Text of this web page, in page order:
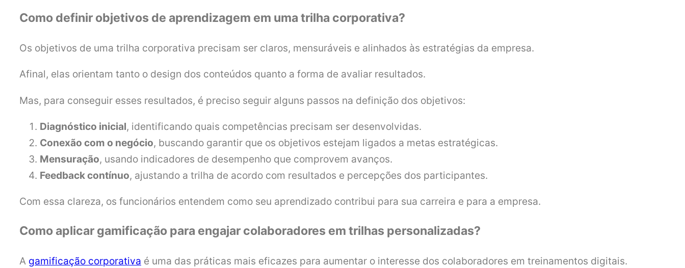
Como definir objetivos de aprendizagem em uma trilha corporativa?
Os objetivos de uma trilha corporativa precisam ser claros, mensuráveis e alinhados às estratégias da empresa.
Afinal, elas orientam tanto o design dos conteúdos quanto a forma de avaliar resultados.
Mas, para conseguir esses resultados, é preciso seguir alguns passos na definição dos objetivos:
Diagnóstico inicial, identificando quais competências precisam ser desenvolvidas.
Conexão com o negócio, buscando garantir que os objetivos estejam ligados a metas estratégicas.
Mensuração, usando indicadores de desempenho que comprovem avanços.
Feedback contínuo, ajustando a trilha de acordo com resultados e percepções dos participantes.
Com essa clareza, os funcionários entendem como seu aprendizado contribui para sua carreira e para a empresa.
Como aplicar gamificação para engajar colaboradores em trilhas personalizadas?
A gamificação corporativa é uma das práticas mais eficazes para aumentar o interesse dos colaboradores em treinamentos digitais.